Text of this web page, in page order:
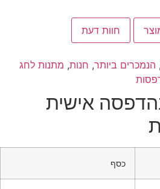
חוות דעת
, הנמכרים ביותר, חנות, מתנות לחג
אישית
כסף